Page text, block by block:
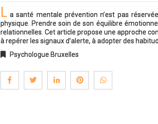
L a santé mentale prévention n’est pas
physique. Prendre soin de son équilibre
relationnelles. Cet article propose une approche
à repérer les signaux d’alerte, à adopter des
Psychologue Bruxelles